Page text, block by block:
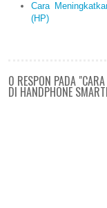
Cara
(HP)
0 RESPON PADA
DI HANDPHONE